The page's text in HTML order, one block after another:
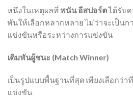
หนึ่งในเหตุผลที่ พนัน อีสปอร์ตได้รับ
พันให้เลือกหลากหลาย ไม่ว่าจะเป็น
แข่งขันหรือระหว่างการแข่งขัน
เดิมพันผู้ชนะ (Match Winner)
เป็นรูปแบบพื้นฐานที่สุด เพียงเลือกว่า
แข่งขัน